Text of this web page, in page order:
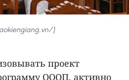
)
проект
OООП, активно